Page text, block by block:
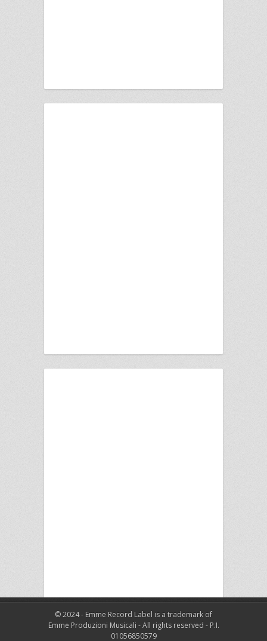
© 2024 - Emme Record Label is a trademark of
Emme Produzioni Musicali - All rights reserved - P.I.
01056850579